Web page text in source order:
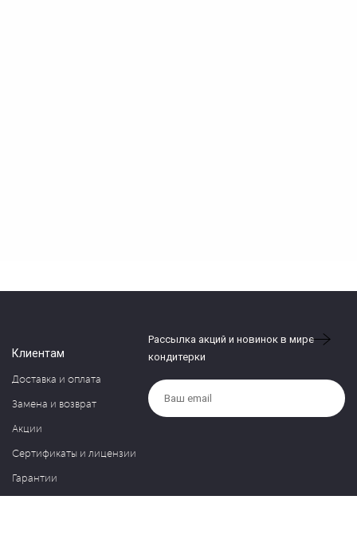
Клиентам
Доставка и оплата
Замена и возврат
Акции
Сертификаты и лицензии
Гарантии
Рассылка акций и новинок в мире
кондитерки